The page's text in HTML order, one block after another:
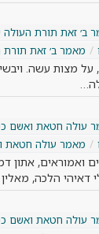
ב׳ זאת תורת העולה
מאמר ב׳ זאת תורת
על מצות עשה.
עולה חטאת ואשם
מאמר עולה חטאת
ואמוראים, אתון
הלכה, מאלין
עולה חטאת ואשם